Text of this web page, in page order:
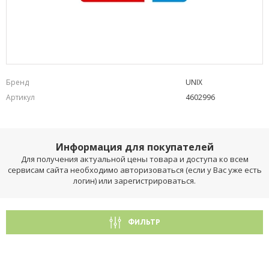
Бренд
UNIX
Артикул
4602996
Информация для покупателей
Для получения актуальной цены товара и доступа ко всем
сервисам сайта необходимо авторизоваться (если у Вас уже есть
логин) или зарегистрироваться.
ФИЛЬТР